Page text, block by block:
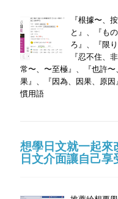
『根據〜、
と』、『も
ろ』、『限
『忍不住、
常〜、〜至極』、『也許
果』、『因為、因果、原
慣用語
想學日文就一起
日文介面讓自己